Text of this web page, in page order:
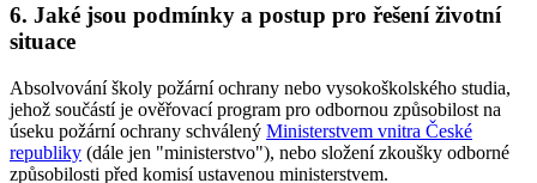
6. Jaké jsou podmínky a postup pro řešení životní
situace
Absolvování školy požární ochrany nebo vysokoškolského studia,
jehož součástí je ověřovací program pro odbornou způsobilost na
úseku požární ochrany schválený Ministerstvem vnitra České
republiky (dále jen "ministerstvo"), nebo složení zkoušky odborné
způsobilosti před komisí ustavenou ministerstvem.